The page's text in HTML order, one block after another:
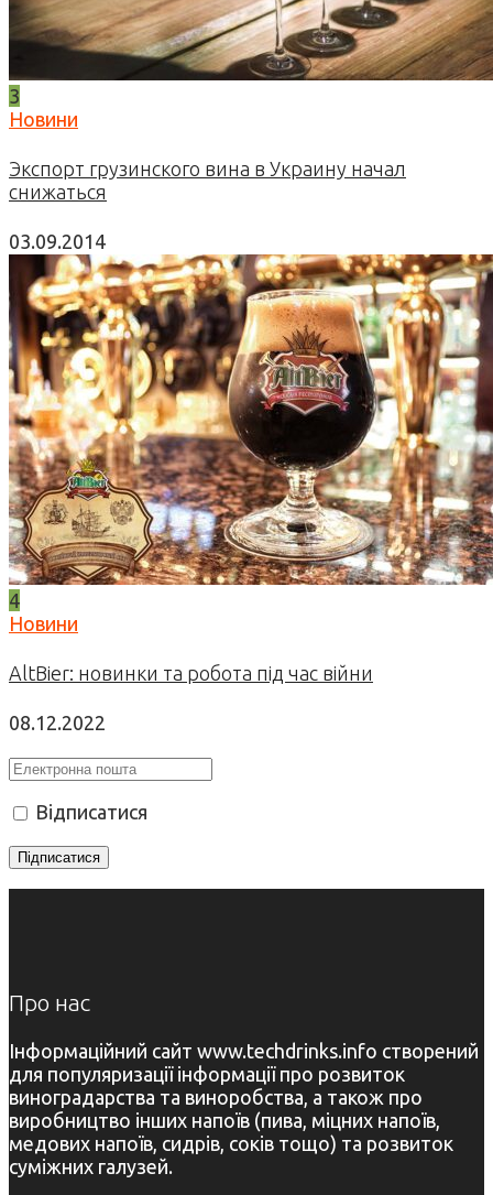
3
Новини
Экспорт грузинского вина в Украину начал
снижаться
03.09.2014
4
Новини
AltBier: новинки та робота під час війни
08.12.2022
Відписатися
Про нас
Інформаційний сайт www.techdrinks.info створений
для популяризації інформації про розвиток
виноградарства та виноробства, а також про
виробництво інших напоїв (пива, міцних напоїв,
медових напоїв, сидрів, соків тощо) та розвиток
суміжних галузей.